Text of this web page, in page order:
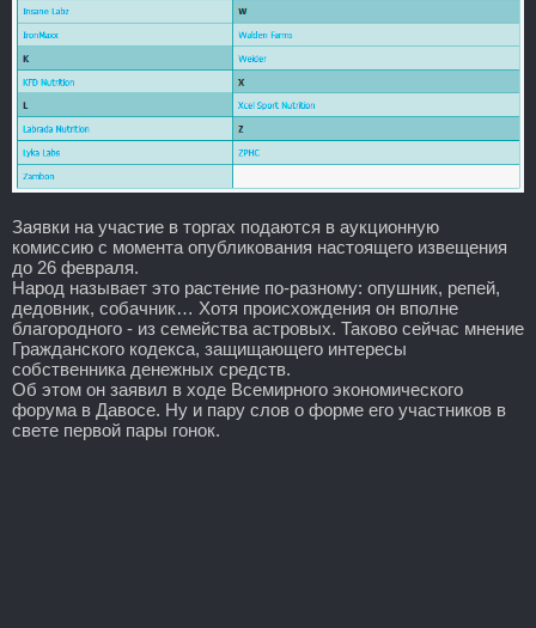
Заявки на участие в торгах подаются в аукционную
комиссию с момента опубликования настоящего извещения
до 26 февраля.
Народ называет это растение по-разному: опушник, репей,
дедовник, собачник… Хотя происхождения он вполне
благородного - из семейства астровых. Таково сейчас мнение
Гражданского кодекса, защищающего интересы
собственника денежных средств.
Об этом он заявил в ходе Всемирного экономического
форума в Давосе. Ну и пару слов о форме его участников в
свете первой пары гонок.